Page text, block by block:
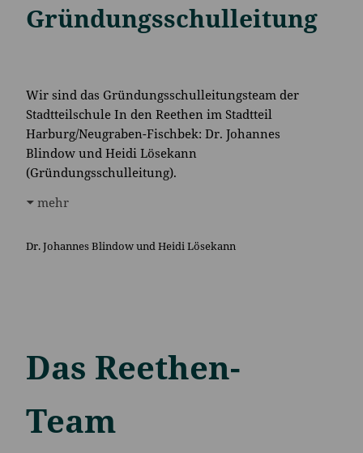
Gründungsschulleitung
Wir sind das Gründungsschulleitungsteam der
Stadtteilschule In den Reethen im Stadtteil
Harburg/Neugraben-Fischbek: Dr. Johannes
Blindow und Heidi Lösekann
(Gründungsschulleitung).
mehr
Dr. Johannes Blindow und Heidi Lösekann
Das Reethen-
Team